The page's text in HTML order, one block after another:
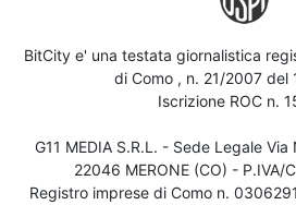
BitCity e' una testata giornalistica
di Como , n. 21/2007 del
Iscrizione ROC n.
G11 MEDIA S.R.L. - Sede Legale Via
22046 MERONE (CO) - P.IVA/
Registro imprese di Como n.